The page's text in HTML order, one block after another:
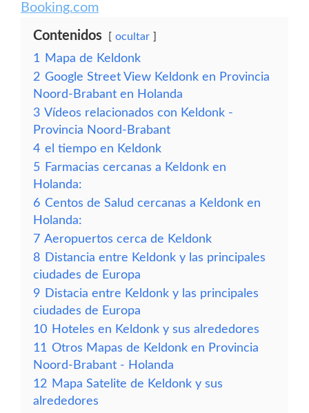
Booking.com
Contenidos ocultar
1
Mapa de Keldonk
2 Google Street View Keldonk en Provincia
Noord-Brabant en Holanda
3 Vídeos relacionados con Keldonk -
Provincia Noord-Brabant
4 el tiempo en Keldonk
5 Farmacias cercanas a Keldonk en
Holanda:
6 Centos de Salud cercanas a Keldonk en
Holanda:
7 Aeropuertos cerca de Keldonk
8 Distancia entre Keldonk y las principales
ciudades de Europa
9 Distacia entre Keldonk y las principales
ciudades de Europa
10 Hoteles en Keldonk y sus alrededores
11 Otros Mapas de Keldonk en Provincia
Noord-Brabant - Holanda
12 Mapa Satelite de Keldonk y sus
alrededores